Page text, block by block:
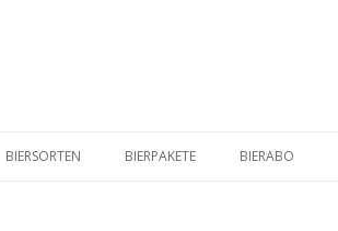
zum
BIERSORTEN BIERPAKETE BIERABO